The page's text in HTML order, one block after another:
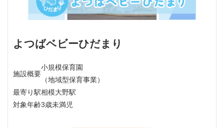
よつばベビーひだまり
施設概要
小規模保育園
（地域型保育事業）
最寄り駅相模大野駅
対象年齢3歳未満児